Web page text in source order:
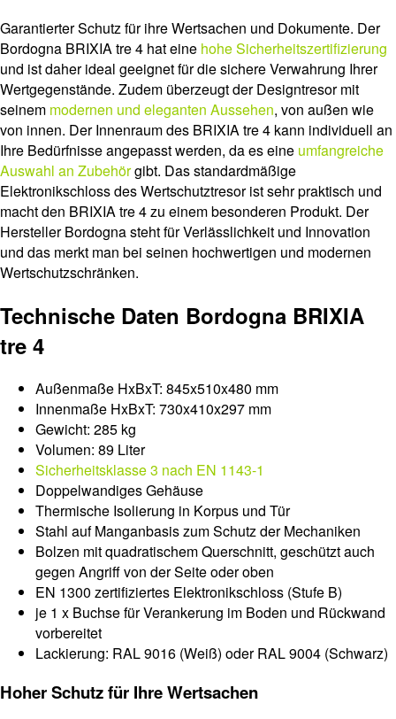
Garantierter Schutz für ihre Wertsachen und Dokumente. Der
Bordogna BRIXIA tre 4 hat eine hohe Sicherheitszertifizierung
und ist daher ideal geeignet für die sichere Verwahrung Ihrer
Wertgegenstände. Zudem überzeugt der Designtresor mit
seinem modernen und eleganten Aussehen, von außen wie
von innen. Der Innenraum des BRIXIA tre 4 kann individuell an
Ihre Bedürfnisse angepasst werden, da es eine umfangreiche
Auswahl an Zubehörgibt. Das standardmäßige
Elektronikschloss des Wertschutztresor ist sehr praktisch und
macht den BRIXIA tre 4 zu einem besonderen Produkt. Der
Hersteller Bordogna steht für Verlässlichkeit und Innovation
und das merkt man bei seinen hochwertigen und modernen
Wertschutzschränken.
Technische Daten Bordogna BRIXIA
tre 4
Außenmaße HxBxT: 845x510x480 mm
Innenmaße HxBxT: 730x410x297 mm
Gewicht: 285 kg
Volumen: 89 Liter
Sicherheitsklasse 3 nach EN 1143-1
Doppelwandiges Gehäuse
Thermische Isolierung in Korpus und Tür
Stahl auf Manganbasis zum Schutz der Mechaniken
Bolzen mit quadratischem Querschnitt, geschützt auch
gegen Angriff von der Seite oder oben
EN 1300 zertifiziertes Elektronikschloss (Stufe B)
je 1 x Buchse für Verankerung im Boden und Rückwand
vorbereitet
Lackierung: RAL 9016 (Weiß) oder RAL 9004 (Schwarz)
Hoher Schutz für Ihre Wertsachen